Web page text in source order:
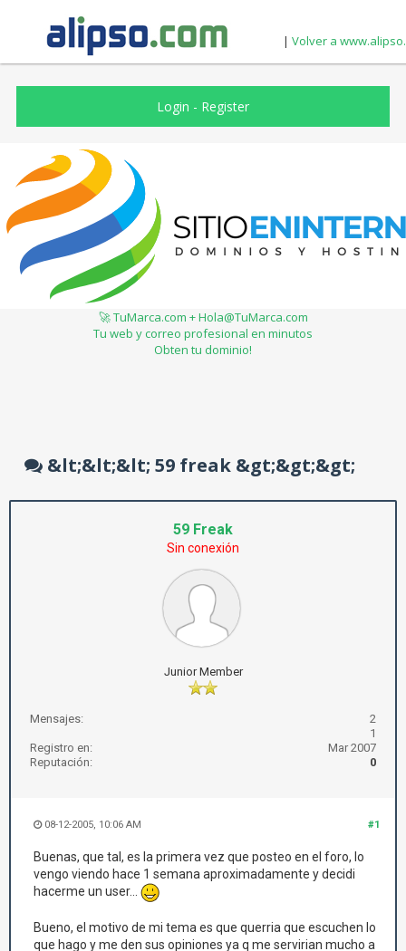
| Volver a
Login - Register
🚀 TuMarca.com + Hola@TuMarca.com
Tu web y correo profesional en minutos
Obten tu dominio!
&lt;&lt;&lt; 59 freak &gt;&gt;&gt;
59 Freak
Sin conexión
Junior Member
Mensajes:
2
1
Registro en:
Mar 2007
Reputación:
0
#1
08-12-2005, 10:06 AM
Buenas, que tal, es la primera vez que posteo en el foro, lo
vengo viendo hace 1 semana aproximadamente y decidi
hacerme un user...
Bueno, el motivo de mi tema es que querria que escuchen lo
que hago y me den sus opiniones ya q me servirian mucho a